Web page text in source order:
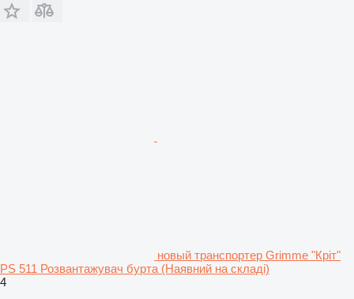
новый транспортер Grimme "Кріт"
PS 511 Розвантажувач бурта (Наявний на складі)
4